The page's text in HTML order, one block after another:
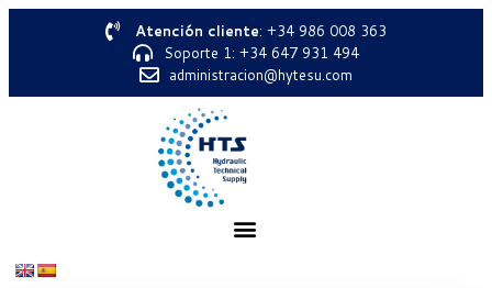
Atención cliente: +34 986 008 363
Soporte 1: +34 647 931 494
administracion@hytesu.com